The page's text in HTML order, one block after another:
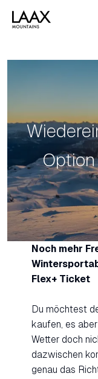
Noch mehr
Flex+ Ticket
Du möchtest
kaufen, es
Wetter doch
dazwischen
genau das